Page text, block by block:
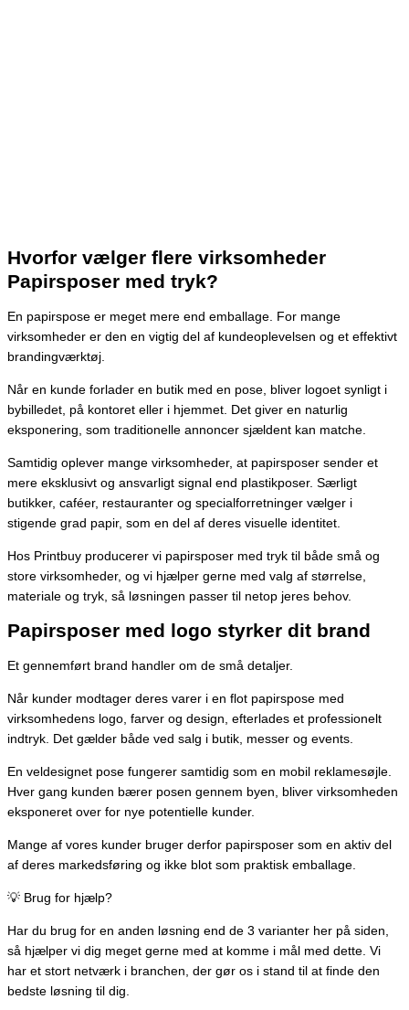
Hvorfor vælger flere virksomheder
Papirsposer med tryk?
En papirspose er meget mere end emballage. For mange
virksomheder er den en vigtig del af kundeoplevelsen og et effektivt
brandingværktøj.
Når en kunde forlader en butik med en pose, bliver logoet synligt i
bybilledet, på kontoret eller i hjemmet. Det giver en naturlig
eksponering, som traditionelle annoncer sjældent kan matche.
Samtidig oplever mange virksomheder, at papirsposer sender et
mere eksklusivt og ansvarligt signal end plastikposer. Særligt
butikker, caféer, restauranter og specialforretninger vælger i
stigende grad papir, som en del af deres visuelle identitet.
Hos Printbuy producerer vi papirsposer med tryk til både små og
store virksomheder, og vi hjælper gerne med valg af størrelse,
materiale og tryk, så løsningen passer til netop jeres behov.
Papirsposer med logo styrker dit brand
Et gennemført brand handler om de små detaljer.
Når kunder modtager deres varer i en flot papirspose med
virksomhedens logo, farver og design, efterlades et professionelt
indtryk. Det gælder både ved salg i butik, messer og events.
En veldesignet pose fungerer samtidig som en mobil reklamesøjle.
Hver gang kunden bærer posen gennem byen, bliver virksomheden
eksponeret over for nye potentielle kunder.
Mange af vores kunder bruger derfor papirsposer som en aktiv del
af deres markedsføring og ikke blot som praktisk emballage.
💡 Brug for hjælp?
Har du brug for en anden løsning end de 3 varianter her på siden,
så hjælper vi dig meget gerne med at komme i mål med dette. Vi
har et stort netværk i branchen, der gør os i stand til at finde den
bedste løsning til dig.